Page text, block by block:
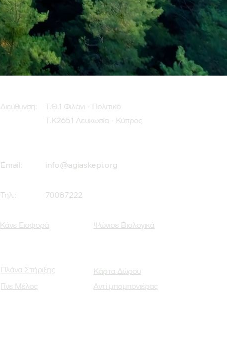
Διεύθυνση:
Τ.Θ.1 Φιλάνι - Πολιτικό
Τ.Κ2651 Λευκωσία - Κύπρος
Email: info@agiaskepi.org
Τηλ.: 70087222
Κάνε Εισφορά Ψώνισε Βιολογικά
Πλάνα Στήριξης
Γίνε Μέλος
Κάρτα Δώρου
Αντί μπομπονιέρας